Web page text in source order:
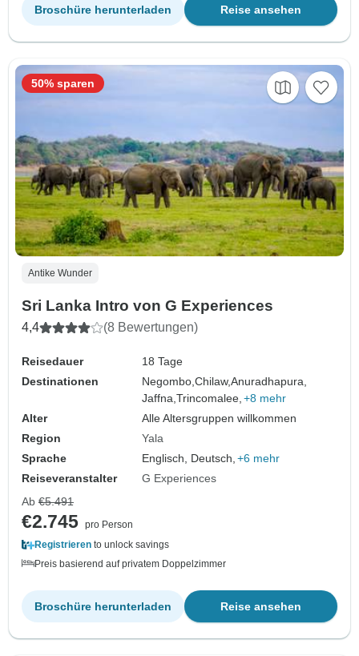
Reise ansehen
Broschüre herunterladen
Antike Wunder
Sri Lanka Intro von G Experiences
4,4 (8 Bewertungen)
Reisedauer
18 Tage
Destinationen
Negombo,Chilaw,Anuradhapura,
Jaffna,Trincomalee, +8 mehr
Alter
Alle Altersgruppen willkommen
Region
Yala
Sprache
Englisch, Deutsch, +6 mehr
Reiseveranstalter
G Experiences
50% sparen
Ab €5.491
€2.745 pro Person
Registrieren to unlock savings
Preis basierend auf privatem Doppelzimmer
Reise ansehen
Broschüre herunterladen